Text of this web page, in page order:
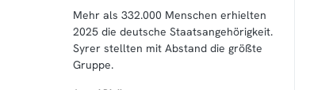
Mehr als 332.000 Menschen erhielten
2025 die deutsche Staatsangehörigkeit.
Syrer stellten mit Abstand die größte
Gruppe.